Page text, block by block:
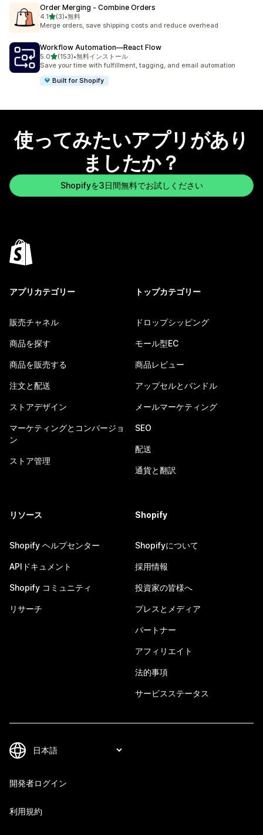
Order Merging ‑ Combine Orders
4.15つ星中
(3)
合計レビュー数：3件
•無料
Merge orders, save shipping costs and reduce overhead
Workflow Automation—React Flow
5.05つ星中
(153)
合計レビュー数：153件
•無料インストール
Save your time with fulfillment, tagging, and email automation
Built for Shopify
使ってみたいアプリがあり
ましたか？
Shopifyを3日間無料でお試しください
アプリカテゴリー
販売チャネル
商品を探す
商品を販売する
注文と配送
ストアデザイン
マーケティングとコンバージョ
ン
ストア管理
トップカテゴリー
ドロップシッピング
モール型EC
商品レビュー
アップセルとバンドル
メールマーケティング
SEO
配送
通貨と翻訳
リソース
Shopify ヘルプセンター
APIドキュメント
Shopify コミュニティ
リサーチ
Shopify
Shopifyについて
採用情報
投資家の皆様へ
プレスとメディア
パートナー
アフィリエイト
法的事項
サービスステータス
開発者ログイン
利用規約